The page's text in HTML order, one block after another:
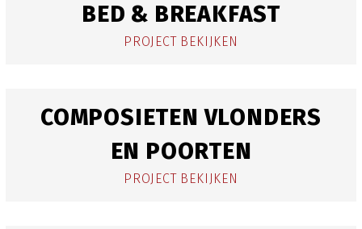
BED & BREAKFAST
PROJECT BEKIJKEN
COMPOSIETEN VLONDERS
EN POORTEN
PROJECT BEKIJKEN